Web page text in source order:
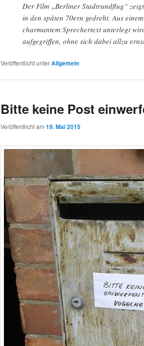
Der Film „Berliner Stadtrundflug“
in den späten 70ern gedreht. Aus
charmantem Sprechertext unterlegt
aufgegriffen, ohne sich dabei allzu
Veröffentlicht unterAllgemein
Bitte keine Post
Veröffentlicht am 19. Mai 2015